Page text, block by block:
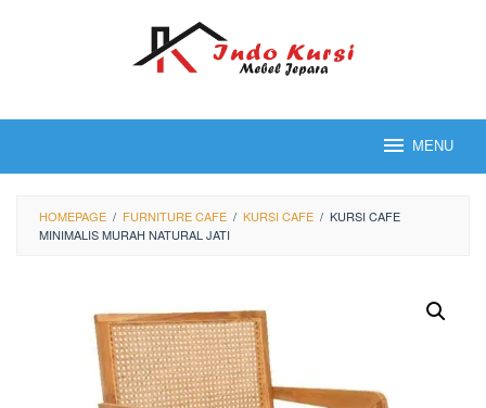
MENU
HOMEPAGE / FURNITURE CAFE / KURSI CAFE / KURSI CAFE
MINIMALIS MURAH NATURAL JATI